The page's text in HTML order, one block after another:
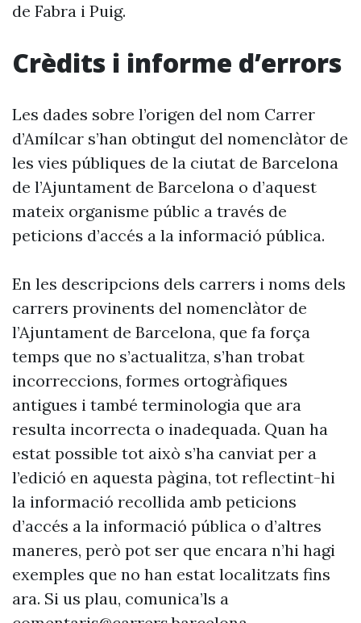
de Fabra i Puig.
Crèdits i informe d’errors
Les dades sobre l’origen del nom Carrer
d’Amílcar s’han obtingut del nomenclàtor de
les vies públiques de la ciutat de Barcelona
de l’Ajuntament de Barcelona o d’aquest
mateix organisme públic a través de
peticions d’accés a la informació pública.
En les descripcions dels carrers i noms dels
carrers provinents del nomenclàtor de
l’Ajuntament de Barcelona, que fa força
temps que no s’actualitza, s’han trobat
incorreccions, formes ortogràfiques
antigues i també terminologia que ara
resulta incorrecta o inadequada. Quan ha
estat possible tot això s’ha canviat per a
l’edició en aquesta pàgina, tot reflectint-hi
la informació recollida amb peticions
d’accés a la informació pública o d’altres
maneres, però pot ser que encara n’hi hagi
exemples que no han estat localitzats fins
ara. Si us plau, comunica’ls a